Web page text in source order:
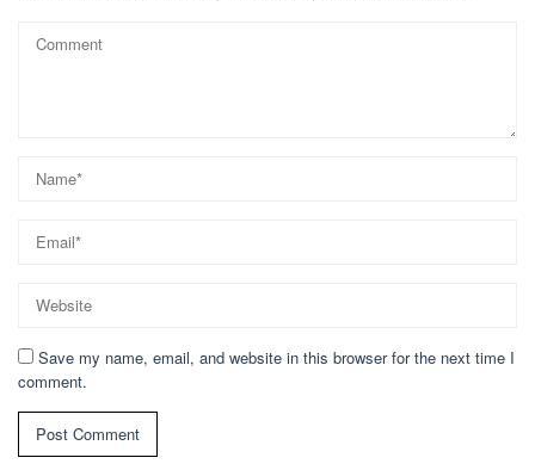
Save my name, email, and website in this browser for the next time I
comment.